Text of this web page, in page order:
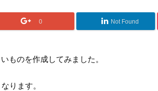
0 Not Found
ものを作成してみました。
ります。